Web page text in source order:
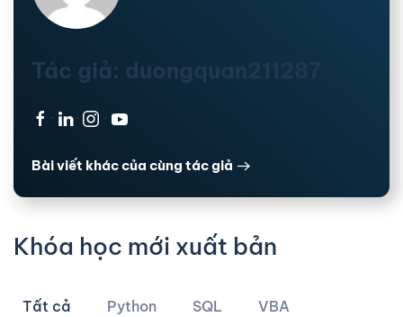
Tác giả: duongquan211287
· · ·
Bài viết khác của cùng tác giả
Khóa học mới xuất bản
Tất cả Python SQL VBA